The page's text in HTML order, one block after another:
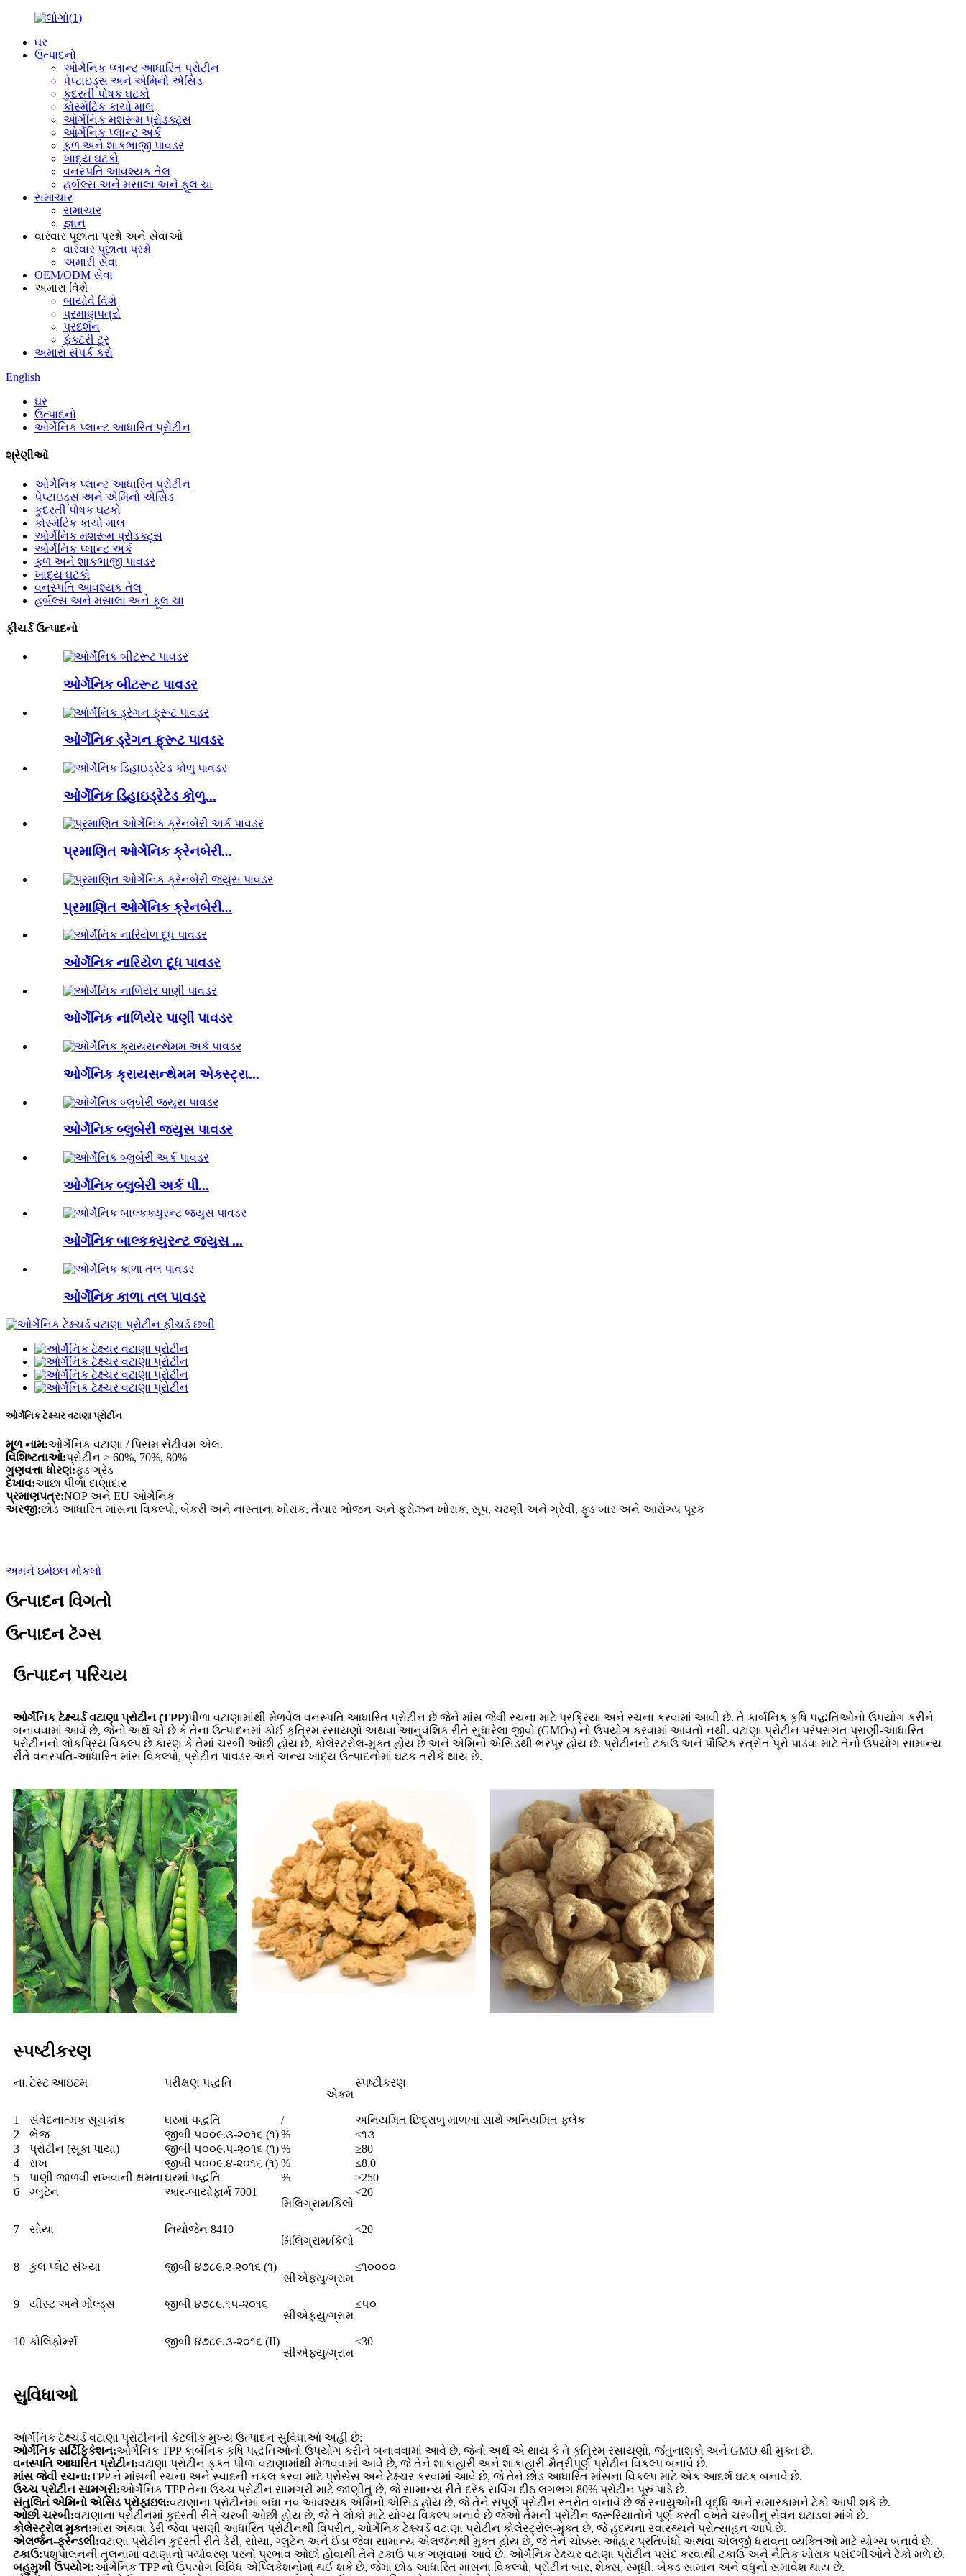
ઘર
ઉત્પાદનો
ઓર્ગેનિક પ્લાન્ટ આધારિત પ્રોટીન
પેપ્ટાઇડ્સ અને એમિનો એસિડ
કુદરતી પોષક ઘટકો
કોસ્મેટિક કાચો માલ
ઓર્ગેનિક મશરૂમ પ્રોડક્ટ્સ
ઓર્ગેનિક પ્લાન્ટ અર્ક
ફળ અને શાકભાજી પાવડર
ખાદ્ય ઘટકો
વનસ્પતિ આવશ્યક તેલ
હર્બલ્સ અને મસાલા અને ફૂલ ચા
સમાચાર
સમાચાર
જ્ઞાન
વારંવાર પૂછાતા પ્રશ્નો અને સેવાઓ
વારંવાર પૂછાતા પ્રશ્નો
અમારી સેવા
OEM/ODM સેવા
અમારા વિશે
બાયોવે વિશે
પ્રમાણપત્રો
પ્રદર્શન
ફેક્ટરી ટૂર
અમારો સંપર્ક કરો
English
ઘર
ઉત્પાદનો
ઓર્ગેનિક પ્લાન્ટ આધારિત પ્રોટીન
શ્રેણીઓ
ઓર્ગેનિક પ્લાન્ટ આધારિત પ્રોટીન
પેપ્ટાઇડ્સ અને એમિનો એસિડ
કુદરતી પોષક ઘટકો
કોસ્મેટિક કાચો માલ
ઓર્ગેનિક મશરૂમ પ્રોડક્ટ્સ
ઓર્ગેનિક પ્લાન્ટ અર્ક
ફળ અને શાકભાજી પાવડર
ખાદ્ય ઘટકો
વનસ્પતિ આવશ્યક તેલ
હર્બલ્સ અને મસાલા અને ફૂલ ચા
ફીચર્ડ ઉત્પાદનો
ઓર્ગેનિક બીટરૂટ પાવડર
ઓર્ગેનિક ડ્રેગન ફ્રૂટ પાવડર
ઓર્ગેનિક ડિહાઇડ્રેટેડ કોળુ...
પ્રમાણિત ઓર્ગેનિક ક્રેનબેરી...
પ્રમાણિત ઓર્ગેનિક ક્રેનબેરી...
ઓર્ગેનિક નારિયેળ દૂધ પાવડર
ઓર્ગેનિક નાળિયેર પાણી પાવડર
ઓર્ગેનિક ક્રાયસન્થેમમ એક્સ્ટ્રા...
ઓર્ગેનિક બ્લુબેરી જ્યુસ પાવડર
ઓર્ગેનિક બ્લુબેરી અર્ક પી...
ઓર્ગેનિક બાલ્કક્યુરન્ટ જ્યુસ ...
ઓર્ગેનિક કાળા તલ પાવડર
ઓર્ગેનિક ટેક્ષ્ચર વટાણા પ્રોટીન
મૂળ નામ:ઓર્ગેનિક વટાણા / પિસમ સેટીવમ એલ.
વિશિષ્ટતાઓ:પ્રોટીન > 60%, 70%, 80%
ગુણવત્તા ધોરણ:ફૂડ ગ્રેડ
દેખાવ:આછા પીળા દાણાદાર
પ્રમાણપત્ર:NOP અને EU ઓર્ગેનિક
અરજી:છોડ આધારિત માંસના વિકલ્પો, બેકરી અને નાસ્તાના ખોરાક, તૈયાર ભોજન અને ફ્રોઝન ખોરાક, સૂપ, ચટણી અને ગ્રેવી, ફૂડ બાર અને આરોગ્ય પૂરક
અમને ઇમેઇલ મોકલો
ઉત્પાદન વિગતો
ઉત્પાદન ટૅગ્સ
ઉત્પાદન પરિચય
ઓર્ગેનિક ટેક્ષ્ચર્ડ વટાણા પ્રોટીન (TPP)પીળા વટાણામાંથી મેળવેલ વનસ્પતિ આધારિત પ્રોટીન છે જેને માંસ જેવી રચના માટે પ્રક્રિયા અને રચના કરવામાં આવી છે. તે કાર્બનિક કૃષિ પદ્ધતિઓનો ઉપયોગ કરીને
બનાવવામાં આવે છે, જેનો અર્થ એ છે કે તેના ઉત્પાદનમાં કોઈ કૃત્રિમ રસાયણો અથવા આનુવંશિક રીતે સુધારેલા જીવો (GMOs) નો ઉપયોગ કરવામાં આવતો નથી. વટાણા પ્રોટીન પરંપરાગત પ્રાણી-આધારિત
પ્રોટીનનો લોકપ્રિય વિકલ્પ છે કારણ કે તેમાં ચરબી ઓછી હોય છે, કોલેસ્ટ્રોલ-મુક્ત હોય છે અને એમિનો એસિડથી ભરપૂર હોય છે. પ્રોટીનનો ટકાઉ અને પૌષ્ટિક સ્ત્રોત પૂરો પાડવા માટે તેનો ઉપયોગ સામાન્ય
રીતે વનસ્પતિ-આધારિત માંસ વિકલ્પો, પ્રોટીન પાવડર અને અન્ય ખાદ્ય ઉત્પાદનોમાં ઘટક તરીકે થાય છે.
સ્પષ્ટીકરણ
ના.ટેસ્ટ આઇટમ
પરીક્ષણ પદ્ધતિ
એકમ
સ્પષ્ટીકરણ
1 સંવેદનાત્મક સૂચકાંક ઘરમાં પદ્ધતિ /
અનિયમિત છિદ્રાળુ માળખાં સાથે અનિયમિત ફ્લેક
2
ભેજ જીબી ૫૦૦૯.૩-૨૦૧૬ (૧)%
≤૧૩
3
પ્રોટીન (સૂકા પાયા) જીબી ૫૦૦૯.૫-૨૦૧૬ (૧)%
≥80
4
રાખ જીબી ૫૦૦૯.૪-૨૦૧૬ (૧) %
≤8.0
5
પાણી જાળવી રાખવાની ક્ષમતાઘરમાં પદ્ધતિ %
≥250
6
ગ્લુટેન
આર-બાયોફાર્મ 7001
મિલિગ્રામ/કિલો
<20
7 સોયા
નિયોજેન 8410
મિલિગ્રામ/કિલો
<20
8 કુલ પ્લેટ સંખ્યા
જીબી ૪૭૮૯.૨-૨૦૧૬ (૧)
સીએફયુ/ગ્રામ
≤૧૦૦૦૦
9 યીસ્ટ અને મોલ્ડ્સ
જીબી ૪૭૮૯.૧૫-૨૦૧૬
સીએફયુ/ગ્રામ
≤૫૦
10 કોલિફોર્મ્સ
જીબી ૪૭૮૯.૩-૨૦૧૬ (II)
સીએફયુ/ગ્રામ
≤30
સુવિધાઓ
ઓર્ગેનિક ટેક્ષ્ચર્ડ વટાણા પ્રોટીનની કેટલીક મુખ્ય ઉત્પાદન સુવિધાઓ અહીં છે:
ઓર્ગેનિક સર્ટિફિકેશન:ઓર્ગેનિક TPP કાર્બનિક કૃષિ પદ્ધતિઓનો ઉપયોગ કરીને બનાવવામાં આવે છે, જેનો અર્થ એ થાય કે તે કૃત્રિમ રસાયણો, જંતુનાશકો અને GMO થી મુક્ત છે.
વનસ્પતિ આધારિત પ્રોટીન:વટાણા પ્રોટીન ફક્ત પીળા વટાણામાંથી મેળવવામાં આવે છે, જે તેને શાકાહારી અને શાકાહારી-મૈત્રીપૂર્ણ પ્રોટીન વિકલ્પ બનાવે છે.
માંસ જેવી રચના:TPP ને માંસની રચના અને સ્વાદની નકલ કરવા માટે પ્રોસેસ અને ટેક્ષ્ચર કરવામાં આવે છે, જે તેને છોડ આધારિત માંસના વિકલ્પ માટે એક આદર્શ ઘટક બનાવે છે.
ઉચ્ચ પ્રોટીન સામગ્રી:ઓર્ગેનિક TPP તેના ઉચ્ચ પ્રોટીન સામગ્રી માટે જાણીતું છે, જે સામાન્ય રીતે દરેક સર્વિંગ દીઠ લગભગ 80% પ્રોટીન પૂરું પાડે છે.
સંતુલિત એમિનો એસિડ પ્રોફાઇલ:વટાણાના પ્રોટીનમાં બધા નવ આવશ્યક એમિનો એસિડ હોય છે, જે તેને સંપૂર્ણ પ્રોટીન સ્ત્રોત બનાવે છે જે સ્નાયુઓની વૃદ્ધિ અને સમારકામને ટેકો આપી શકે છે.
ઓછી ચરબી:વટાણાના પ્રોટીનમાં કુદરતી રીતે ચરબી ઓછી હોય છે, જે તે લોકો માટે યોગ્ય વિકલ્પ બનાવે છે જેઓ તેમની પ્રોટીન જરૂરિયાતોને પૂર્ણ કરતી વખતે ચરબીનું સેવન ઘટાડવા માંગે છે.
કોલેસ્ટ્રોલ મુક્ત:માંસ અથવા ડેરી જેવા પ્રાણી આધારિત પ્રોટીનથી વિપરીત, ઓર્ગેનિક ટેક્ષ્ચર્ડ વટાણા પ્રોટીન કોલેસ્ટ્રોલ-મુક્ત છે, જે હૃદયના સ્વાસ્થ્યને પ્રોત્સાહન આપે છે.
એલર્જન-ફ્રેન્ડલી:વટાણા પ્રોટીન કુદરતી રીતે ડેરી, સોયા, ગ્લુટેન અને ઈંડા જેવા સામાન્ય એલર્જનથી મુક્ત હોય છે, જે તેને ચોક્કસ આહાર પ્રતિબંધો અથવા એલર્જી ધરાવતા વ્યક્તિઓ માટે યોગ્ય બનાવે છે.
ટકાઉ:પશુપાલનની તુલનામાં વટાણાનો પર્યાવરણ પરનો પ્રભાવ ઓછો હોવાથી તેને ટકાઉ પાક ગણવામાં આવે છે. ઓર્ગેનિક ટેક્ષ્ચર વટાણા પ્રોટીન પસંદ કરવાથી ટકાઉ અને નૈતિક ખોરાક પસંદગીઓને ટેકો મળે છે.
બહુમુખી ઉપયોગ:ઓર્ગેનિક TPP નો ઉપયોગ વિવિધ એપ્લિકેશનોમાં થઈ શકે છે, જેમાં છોડ આધારિત માંસના વિકલ્પો, પ્રોટીન બાર, શેક્સ, સ્મૂધી, બેકડ સામાન અને વધુનો સમાવેશ થાય છે.